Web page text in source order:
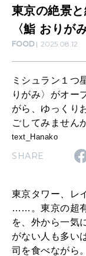
味
わ
え
屋
形
船
〈
お
り
が
み
東京の絶景
〈鮨 おりが
FOOD 2025.08.12
ミシュラン１つ
りがみ〉がオー
がら、ゆっくり
ごしてみません
text_Hanako
SHARE
東京タワー、レ
……。東京の超
を、外から一気
がない人も多い
司を食べながら。